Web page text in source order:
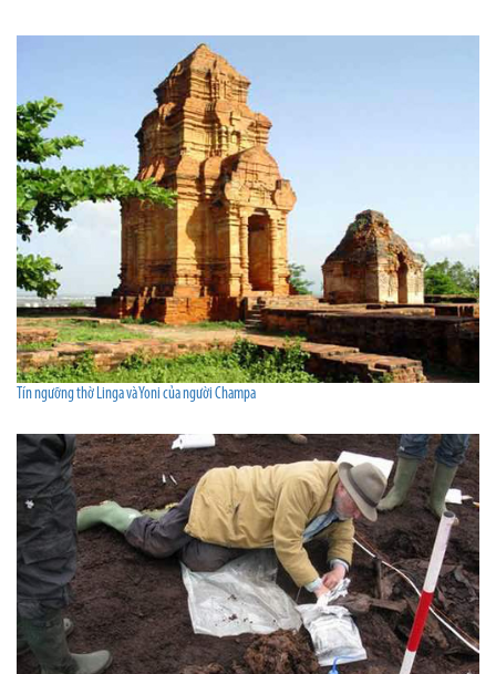
Tín ngưỡng thờ Linga và Yoni của người Champa